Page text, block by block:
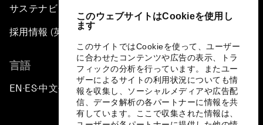
このウェブサイトはCookieを使用し
ます
このサイトではCookieを使って、ユーザー
に合わせたコンテンツや広告の表示、トラ
フィックの分析を行っています。またユー
ザーによるサイトの利用状況についても情
報を収集し、ソーシャルメディアや広告配
信、データ解析の各パートナーに情報を共
有しています。ここで収集された情報は、
サステナビリティへの取り組み
採用情報 (英語のみ)
言語
EN ▪ES▪中文▪ 日本語